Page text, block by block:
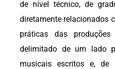
de nível técnico, de
diretamente relacionados
práticas das
delimitado de um lado
musicais escritos e, de